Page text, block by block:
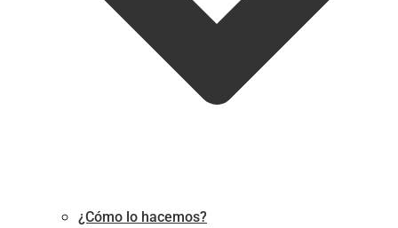
¿Cómo lo hacemos?